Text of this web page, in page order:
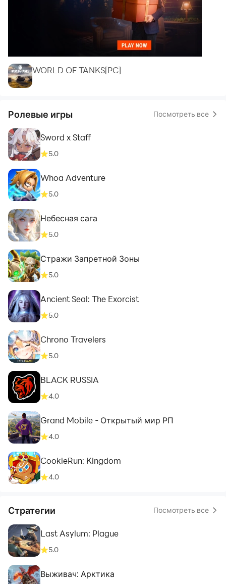
WORLD OF TANKS[PC]
Ролевые игры Посмотреть все
Sword x Staff
5.0
Whoa Adventure
5.0
Небесная сага
5.0
Стражи Запретной Зоны
5.0
Ancient Seal: The Exorcist
5.0
Chrono Travelers
5.0
BLACK RUSSIA
4.0
Grand Mobile - Открытый мир РП
4.0
CookieRun: Kingdom
4.0
Стратегии Посмотреть все
Last Asylum: Plague
5.0
Выживач: Арктика